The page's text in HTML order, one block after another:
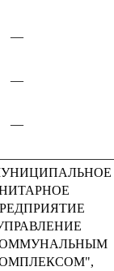
—
—
—